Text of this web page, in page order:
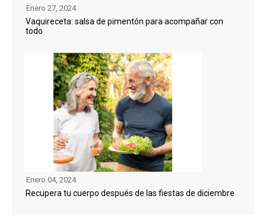
Enero 27, 2024
Vaquireceta: salsa de pimentón para acompañar con
todo
Enero 04, 2024
Recupera tu cuerpo después de las fiestas de diciembre